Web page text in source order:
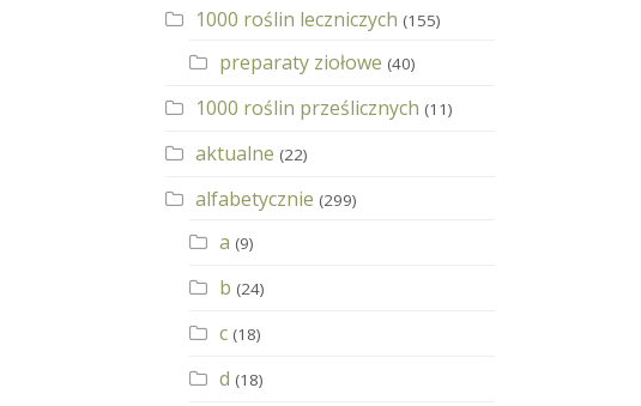
1000 roślin leczniczych (155)
preparaty ziołowe (40)
1000 roślin prześlicznych (11)
aktualne (22)
alfabetycznie (299)
a (9)
b (24)
c (18)
d (18)